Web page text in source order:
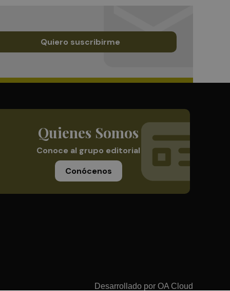
Quiero suscribirme
Quienes Somos
Conoce al grupo editorial
Conócenos
Desarrollado por OA Cloud